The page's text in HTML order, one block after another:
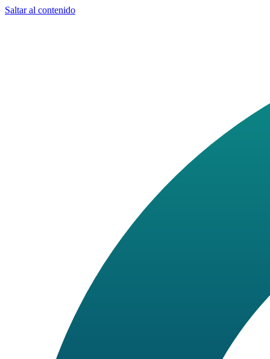
Saltar al contenido